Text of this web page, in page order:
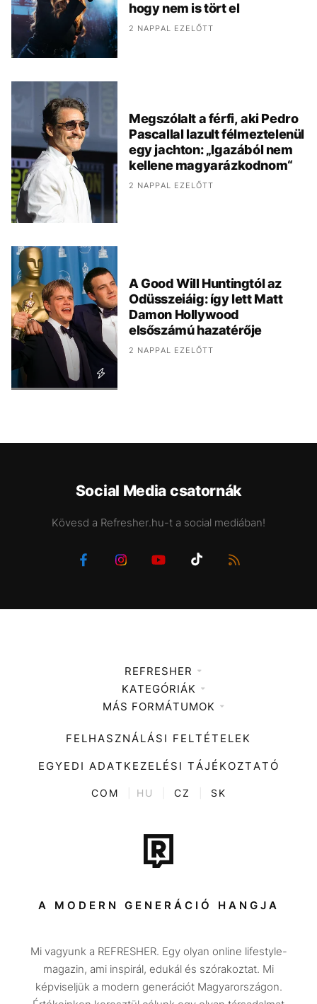
hogy nem is tört el
2 NAPPAL EZELŐTT
Megszólalt a férfi, aki Pedro
Pascallal lazult félmeztelenül
egy jachton: „Igazából nem
kellene magyarázkodnom“
2 NAPPAL EZELŐTT
A Good Will Huntingtól az
Odüsszeiáig: így lett Matt
Damon Hollywood
elsőszámú hazatérője
2 NAPPAL EZELŐTT
Social Media csatornák
Kövesd a Refresher.hu-t a social mediában!
REFRESHER
Médiaajánlat
KATEGÓRIÁK
Zene
Divat
Kultúra
ENTR
Tech-Tudomány
Sport
Társadalom
Utazás
Életmód
MÁS FORMÁTUMOK
FELHASZNÁLÁSI FELTÉTELEK
EGYEDI ADATKEZELÉSI TÁJÉKOZTATÓ
COM HU CZ SK
A MODERN GENERÁCIÓ HANGJA
Mi vagyunk a REFRESHER. Egy olyan online lifestyle-
magazin, ami inspirál, edukál és szórakoztat. Mi
képviseljük a modern generációt Magyarországon.